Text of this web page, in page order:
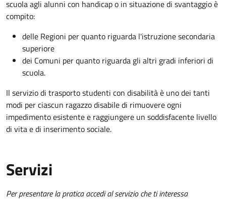
scuola agli alunni con handicap o in situazione di svantaggio è
compito:
delle Regioni per quanto riguarda l'istruzione secondaria
superiore
dei Comuni per quanto riguarda gli altri gradi inferiori di
scuola.
Il servizio di trasporto studenti con disabilità è uno dei tanti
modi per ciascun ragazzo disabile di rimuovere ogni
impedimento esistente e raggiungere un soddisfacente livello
di vita e di inserimento sociale.
Servizi
Per presentare la pratica accedi al servizio che ti interessa